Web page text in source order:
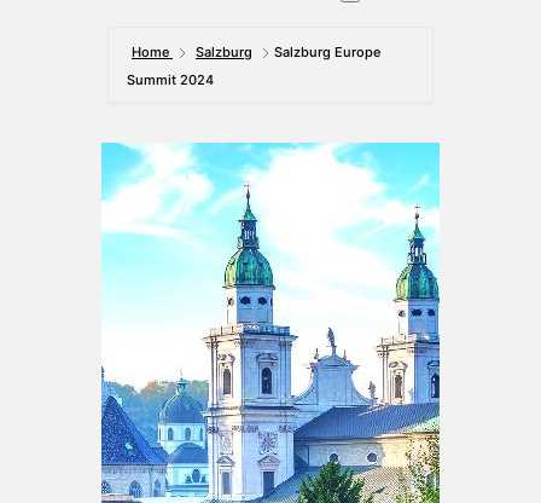
Home Salzburg
Salzburg Europe
Summit 2024